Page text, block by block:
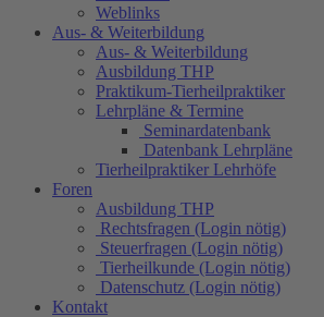
Weblinks
Aus- & Weiterbildung
Aus- & Weiterbildung
Ausbildung THP
Praktikum-Tierheilpraktiker
Lehrpläne & Termine
Seminardatenbank
Datenbank Lehrpläne
Tierheilpraktiker Lehrhöfe
Foren
Ausbildung THP
Rechtsfragen (Login nötig)
Steuerfragen (Login nötig)
Tierheilkunde (Login nötig)
Datenschutz (Login nötig)
Kontakt